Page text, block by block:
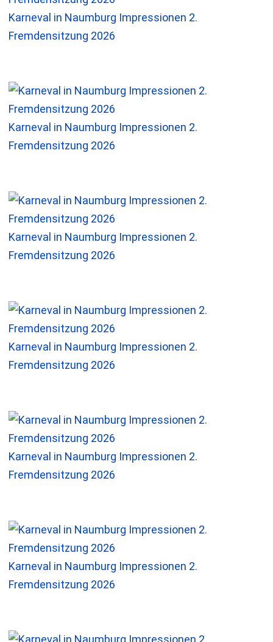
Karneval in Naumburg Impressionen 2.
Fremdensitzung 2026
Karneval in Naumburg Impressionen 2.
Fremdensitzung 2026
Karneval in Naumburg Impressionen 2.
Fremdensitzung 2026
Karneval in Naumburg Impressionen 2.
Fremdensitzung 2026
Karneval in Naumburg Impressionen 2.
Fremdensitzung 2026
Karneval in Naumburg Impressionen 2.
Fremdensitzung 2026